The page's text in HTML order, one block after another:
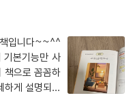
하기 / 조정 도구 - 곡선
’ 더 알아보기
펴보기
입니다~~^^
기본기능만 사
책으로 꼼꼼하
하게 설명되어